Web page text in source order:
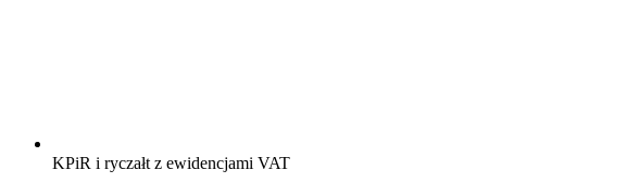
KPiR i ryczałt z ewidencjami VAT